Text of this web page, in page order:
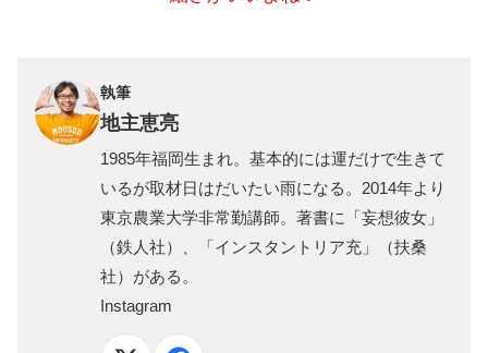
執筆
地主恵亮
1985年福岡生まれ。基本的には運だけで生きて
いるが取材日はだいたい雨になる。2014年より
東京農業大学非常勤講師。著書に「妄想彼女」
（鉄人社）、「インスタントリア充」（扶桑
社）がある。
Instagram